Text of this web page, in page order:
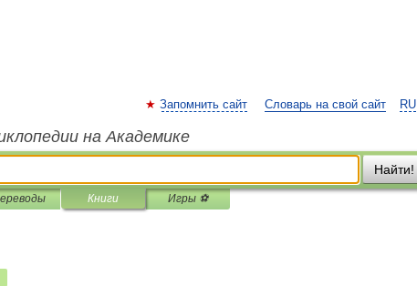
RU
Запомнить сайт Словарь на свой сайт
на Академике
Найти!
Книги Игры ⚽